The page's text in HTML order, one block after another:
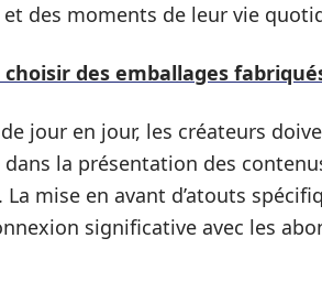
des moments de leur vie
des emballages
jour en jour, les créateurs
la présentation des
mise en avant d’atouts
significative avec les